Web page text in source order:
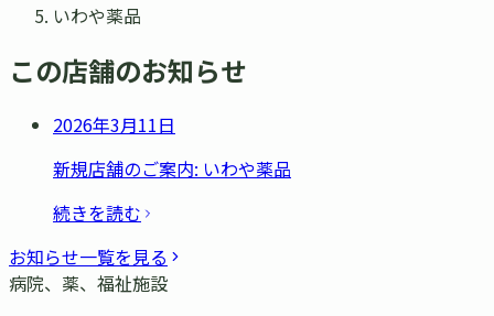
いわや薬品
この店舗のお知らせ
2026年3月11日
新規店舗のご案内: いわや薬品
続きを読む
お知らせ一覧を見る
病院、薬、福祉施設